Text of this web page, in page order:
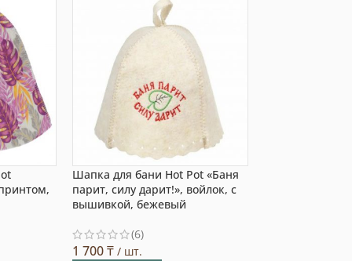
Шапка для бани Hot Pot «Баня
парит, силу дарит!», войлок, с
вышивкой, бежевый
(6)
1 700₸/ шт.